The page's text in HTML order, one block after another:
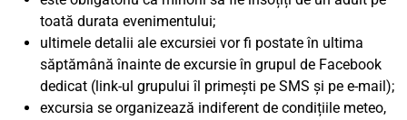
toată durata evenimentului;
ultimele detalii ale excursiei vor fi postate în ultima
săptămână înainte de excursie în grupul de Facebook
dedicat (link-ul grupului îl primești pe SMS și pe e-mail);
excursia se organizează indiferent de condițiile meteo,